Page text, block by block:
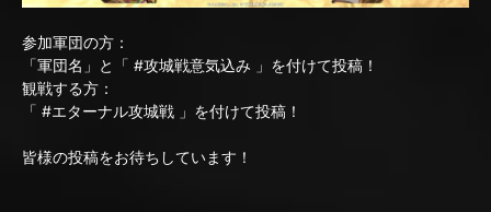
参加軍団の方：
「軍団名」と「 #攻城戦意気込み 」を付けて投稿！
観戦する方：
「 #エターナル攻城戦 」を付けて投稿！
皆様の投稿をお待ちしています！